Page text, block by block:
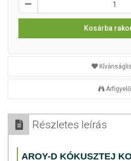
Kosárba
Árfigyelő
Részletes leírás
AROY-D KÓKUSZTEJ